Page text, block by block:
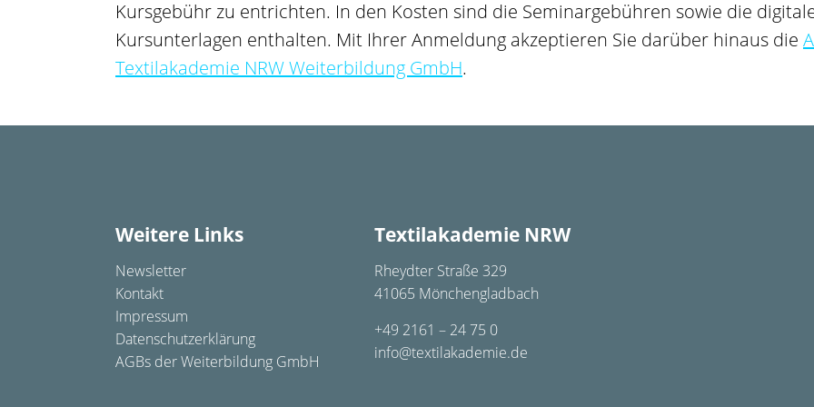
Kursgebühr zu entrichten. In den Kosten sind die Seminargebühren sowie die
Kursunterlagen enthalten. Mit Ihrer Anmeldung akzeptieren Sie darüber hinaus die
Textilakademie NRW Weiterbildung GmbH.
Weitere Links
Newsletter
Kontakt
Impressum
Datenschutzerklärung
AGBs der Weiterbildung GmbH
Textilakademie NRW
Rheydter Straße 329
41065 Mönchengladbach
+49 2161 – 24 75 0
info@textilakademie.de